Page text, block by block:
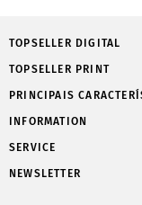
TOPSELLER DIGITAL
TOPSELLER PRINT
PRINCIPAIS
INFORMATION
SERVICE
NEWSLETTER